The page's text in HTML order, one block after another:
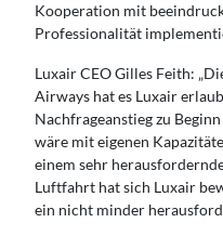
Kooperation mit
Professionalität
Luxair CEO Gilles Feith:
Airways hat es Luxair
Nachfrageanstieg zu
wäre mit eigenen
einem sehr
Luftfahrt hat sich Luxair
ein nicht minder